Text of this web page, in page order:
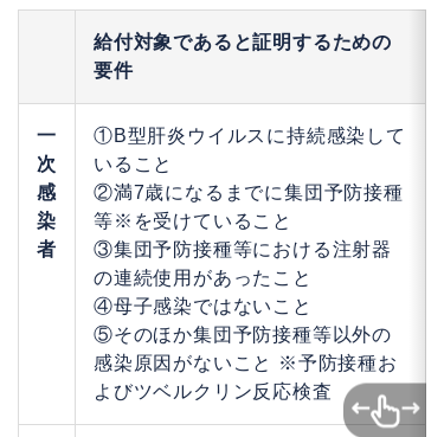
給付対象であると証明するための
要件
一
次
感
染
者
①B型肝炎ウイルスに持続感染して
いること
②満7歳になるまでに集団予防接種
等※を受けていること
③集団予防接種等における注射器
の連続使用があったこと
④母子感染ではないこと
⑤そのほか集団予防接種等以外の
感染原因がないこと ※予防接種お
よびツベルクリン反応検査